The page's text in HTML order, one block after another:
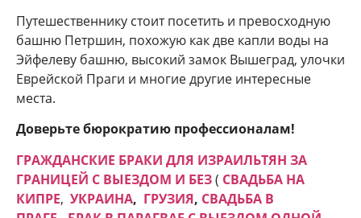
Путешественнику стоит посетить и превосходную
башню Петршин, похожую как две капли воды на
Эйфелеву башню, высокий замок Вышеград, улочки
Еврейской Праги и многие другие интересные
места.
Доверьте бюрократию профессионалам!
ГРАЖДАНСКИЕ БРАКИ ДЛЯ ИЗРАИЛЬТЯН ЗА
ГРАНИЦЕЙ С ВЫЕЗДОМ И БЕЗ( СВАДЬБА НА
КИПРЕ, УКРАИНА, ГРУЗИЯ, СВАДЬБА В